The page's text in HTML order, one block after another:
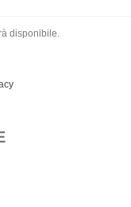
disponibile.